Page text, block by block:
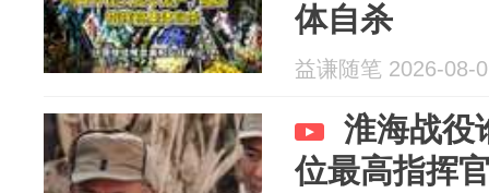
体自杀
益谦随笔 2026-08-
淮海战役
位最高指挥